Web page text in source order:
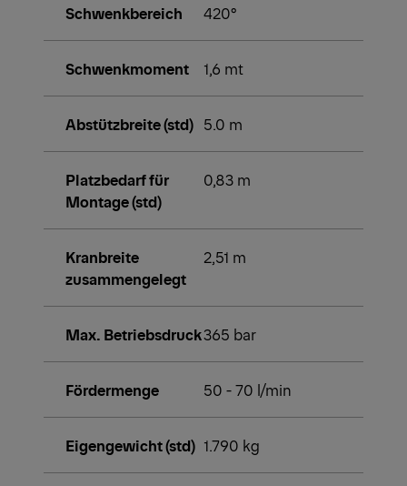
Schwenkbereich 420°
Schwenkmoment 1,6 mt
Abstützbreite (std) 5.0 m
Platzbedarf für
Montage (std)
0,83 m
Kranbreite
zusammengelegt
2,51 m
Max. Betriebsdruck365 bar
Fördermenge 50 - 70 l/min
Eigengewicht (std) 1.790 kg